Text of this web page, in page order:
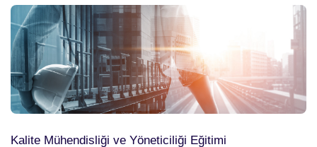
Kalite Mühendisliği ve Yöneticiliği Eğitimi